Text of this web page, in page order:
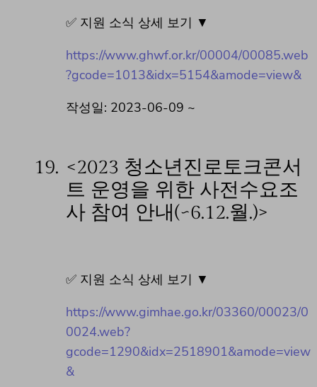
✅ 지원 소식 상세 보기 ▼
https://www.ghwf.or.kr/00004/00085.web
?gcode=1013&idx=5154&amode=view&
작성일: 2023-06-09 ~
19. <2023 청소년진로토크콘서
트 운영을 위한 사전수요조
사 참여 안내(~6.12.월.)>
✅ 지원 소식 상세 보기 ▼
https://www.gimhae.go.kr/03360/00023/0
0024.web?
gcode=1290&idx=2518901&amode=view
&